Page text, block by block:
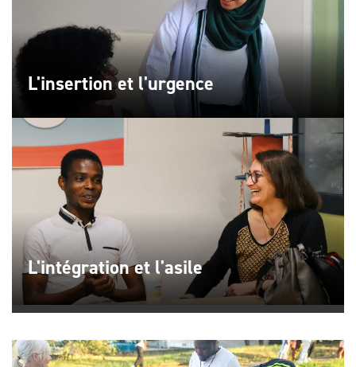
L'insertion et l'urgence
L'intégration et l'asile